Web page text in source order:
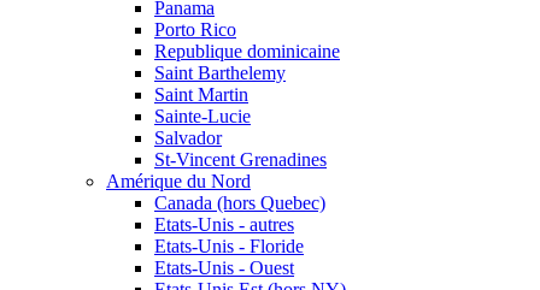
Panama
Porto Rico
Republique dominicaine
Saint Barthelemy
Saint Martin
Sainte-Lucie
Salvador
St-Vincent Grenadines
Amérique du Nord
Canada (hors Quebec)
Etats-Unis - autres
Etats-Unis - Floride
Etats-Unis - Ouest